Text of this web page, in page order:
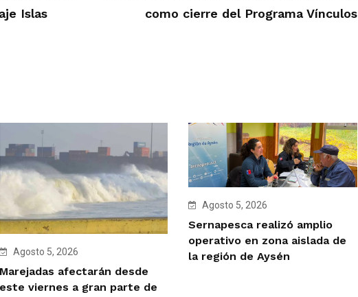
Islas
como cierre del Programa Vínculos
Agosto 5, 2026
Marejadas afectarán desde
este viernes a gran parte de
Agosto 5, 2026
Sernapesca realizó amplio
operativo en zona aislada de
la región de Aysén